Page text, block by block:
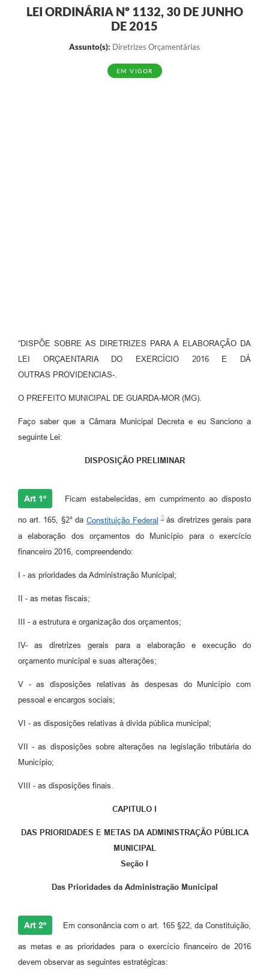
LEI ORDINÁRIA Nº 1132, 30 DE JUNHO
DE 2015
Assunto(s): Diretrizes Orçamentárias
EM VIGOR
“DISPÕE SOBRE AS DIRETRIZES PARA A ELABORAÇÃO DA
LEI ORÇAENTARIA DO EXERCÍCIO 2016 E DÁ
OUTRAS PROVIDENCIAS-.
O PREFEITO MUNICIPAL DE GUARDA-MOR (MG).
Faço saber que a Câmara Municipal Decreta e eu Sanciono a
seguinte Lei:
DISPOSIÇÃO PRELIMINAR
Art 1º Ficam estabelecidas, em cumprimento ao disposto
no art. 165, §2° da Constituição Federal
às diretrizes gerais para
a elaboração dos orçamentos do Município para o exercício
financeiro 2016, compreendendo:
I - as prioridades da Administração Municipal;
II - as metas fiscais;
III - a estrutura e organização dos orçamentos;
IV- as diretrizes gerais para a elaboração e execução do
orçamento municipal e suas alterações;
V - as disposições relativas às despesas do Município com
pessoal e encargos sociais;
VI - as disposições relativas à divida pública municipal;
VII - as disposições sobre alterações na legislação tributária do
Município;
VIII - as disposições finais.
CAPITULO I
DAS PRIORIDADES E METAS DA ADMINISTRAÇÃO PÚBLICA
MUNICIPAL
Seção I
Das Prioridades da Administração Municipal
Art 2º Em consonância com o art. 165 §22, da Constituição,
as metas e as prioridades para o exercício financeiro de 2016
devem observar as seguintes estratégicas: